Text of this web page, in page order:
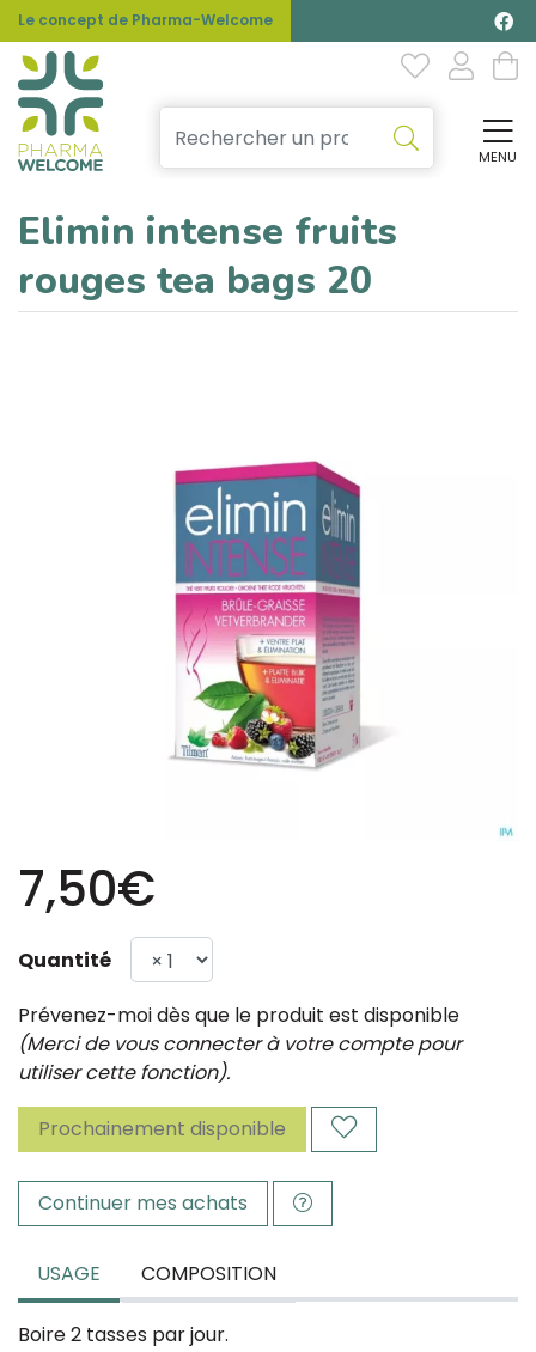
Le concept de Pharma-Welcome
MENU
Elimin intense fruits
rouges tea bags 20
7,50€
Quantité
Prévenez-moi dès que le produit est disponible
(Merci de vous connecter à votre compte pour
utiliser cette fonction).
Prochainement disponible
Continuer mes achats
USAGE COMPOSITION
Boire 2 tasses par jour.